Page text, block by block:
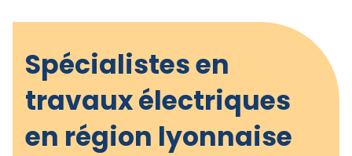
Spécialistes en
travaux électriques
en région lyonnaise